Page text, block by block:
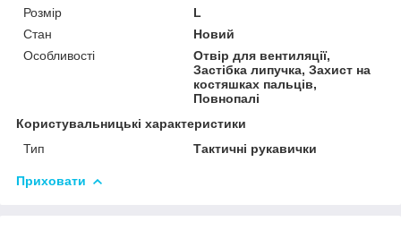
Розмір
L
Стан
Новий
Особливості
Отвір для вентиляції,
Застібка липучка, Захист на
костяшках пальців,
Повнопалі
Користувальницькі характеристики
Тип
Тактичні рукавички
Приховати